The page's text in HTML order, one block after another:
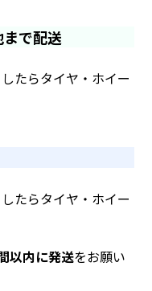
で配送
たらタイヤ・ホイー
たらタイヤ・ホイー
以内に発送をお願い